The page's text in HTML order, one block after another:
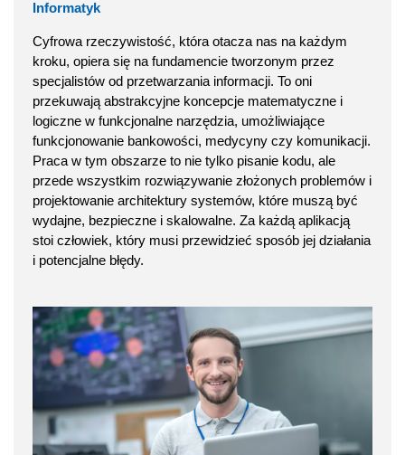
Informatyk
Cyfrowa rzeczywistość, która otacza nas na każdym
kroku, opiera się na fundamencie tworzonym przez
specjalistów od przetwarzania informacji. To oni
przekuwają abstrakcyjne koncepcje matematyczne i
logiczne w funkcjonalne narzędzia, umożliwiające
funkcjonowanie bankowości, medycyny czy komunikacji.
Praca w tym obszarze to nie tylko pisanie kodu, ale
przede wszystkim rozwiązywanie złożonych problemów i
projektowanie architektury systemów, które muszą być
wydajne, bezpieczne i skalowalne. Za każdą aplikacją
stoi człowiek, który musi przewidzieć sposób jej działania
i potencjalne błędy.